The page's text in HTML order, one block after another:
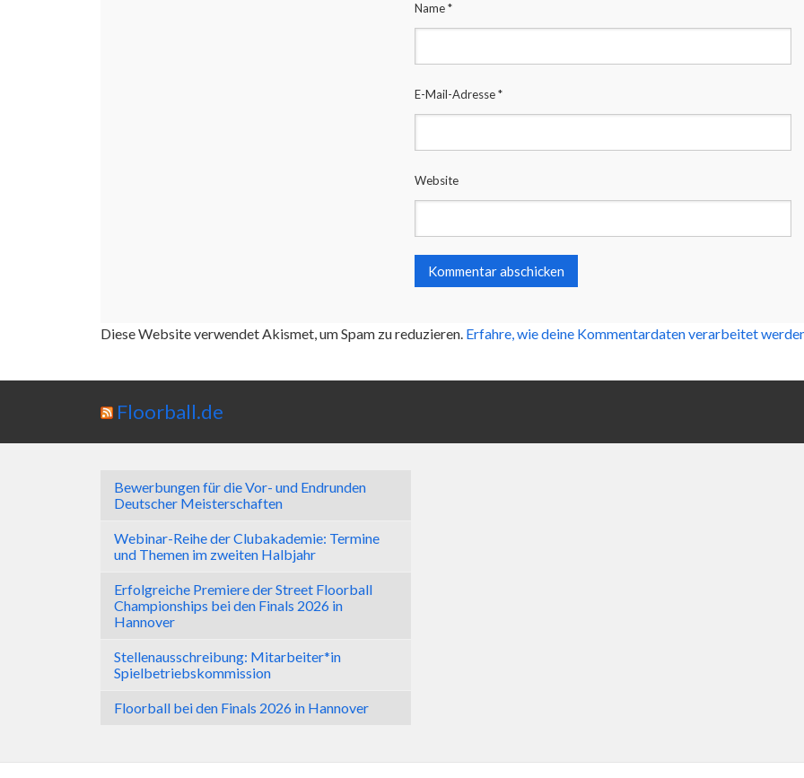
Name*
E-Mail-Adresse*
Website
Diese Website verwendet Akismet, um Spam zu reduzieren. Erfahre, wie deine Kommentardaten verarbeitet
Floorball.de
Bewerbungen für die Vor- und Endrunden
Deutscher Meisterschaften
Webinar-Reihe der Clubakademie: Termine
und Themen im zweiten Halbjahr
Erfolgreiche Premiere der Street Floorball
Championships bei den Finals 2026 in
Hannover
Stellenausschreibung: Mitarbeiter*in
Spielbetriebskommission
Floorball bei den Finals 2026 in Hannover